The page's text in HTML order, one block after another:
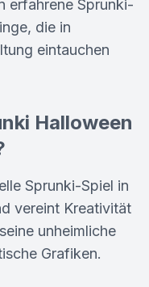
erfahrene Sprunki-
die in
eintauchen
Halloween
Sprunki-Spiel in
vereint Kreativität
unheimliche
Grafiken.